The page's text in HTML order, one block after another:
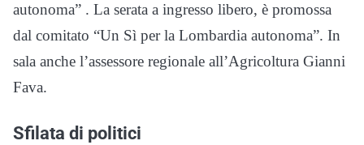
autonoma” . La serata a ingresso libero, è promossa
dal comitato “Un Sì per la Lombardia autonoma”. In
sala anche l’assessore regionale all’Agricoltura Gianni
Fava.
Sfilata di politici